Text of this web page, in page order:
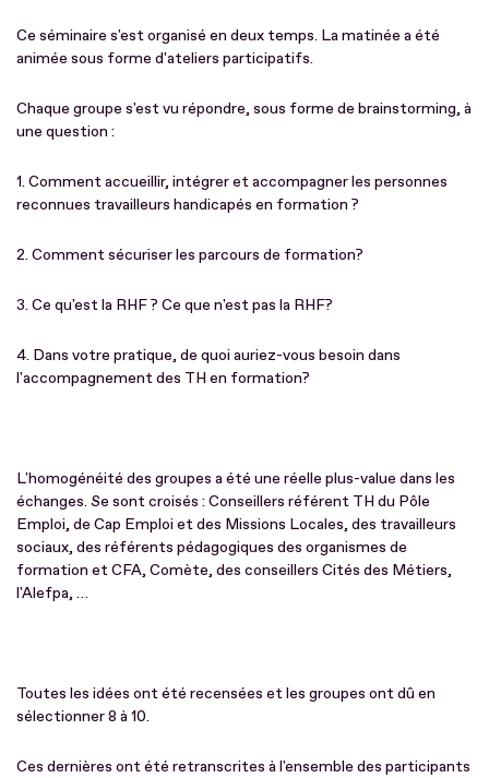
Ce séminaire s'est organisé en deux temps. La matinée a été
animée sous forme d'ateliers participatifs.
Chaque groupe s'est vu répondre, sous forme de brainstorming, à
une question :
1. Comment accueillir, intégrer et accompagner les personnes
reconnues travailleurs handicapés en formation ?
2. Comment sécuriser les parcours de formation?
3. Ce qu'est la RHF ? Ce que n'est pas la RHF?
4. Dans votre pratique, de quoi auriez-vous besoin dans
l'accompagnement des TH en formation?
L'homogénéité des groupes a été une réelle plus-value dans les
échanges. Se sont croisés : Conseillers référent TH du Pôle
Emploi, de Cap Emploi et des Missions Locales, des travailleurs
sociaux, des référents pédagogiques des organismes de
formation et CFA, Comète, des conseillers Cités des Métiers,
l'Alefpa, …
Toutes les idées ont été recensées et les groupes ont dû en
sélectionner 8 à 10.
Ces dernières ont été retranscrites à l'ensemble des participants